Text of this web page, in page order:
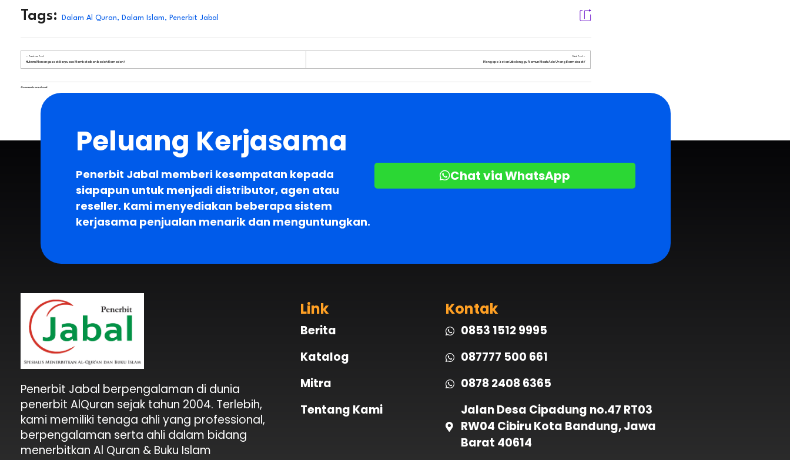
Tags: Dalam Al Quran, Dalam Islam, Penerbit Jabal
Previous Post
Hukum Menangis saat Berpuasa Membatalkan Ibadah Ramadan?
Next Post
Mengapa Setan Dibelenggu Namun Masih Ada Orang Bermaksiat?
Comments are closed.
Peluang Kerjasama
Penerbit Jabal memberi kesempatan kepada
siapapun untuk menjadi distributor, agen atau
reseller. Kami menyediakan beberapa sistem
kerjasama penjualan menarik dan menguntungkan.
Chat via WhatsApp
Penerbit Al Quran Jabal
Penerbit Al Quran & Buku Islam Berpengalaman Sejak 2004
Penerbit Jabal berpengalaman di dunia
penerbit AlQuran sejak tahun 2004. Terlebih,
kami memiliki tenaga ahli yang professional,
berpengalaman serta ahli dalam bidang
menerbitkan Al Quran & Buku Islam
Link
Berita
Katalog
Mitra
Tentang Kami
Kontak
0853 1512 9995
087777 500 661
0878 2408 6365
Jalan Desa Cipadung no.47 RT03
RW04 Cibiru Kota Bandung, Jawa
Barat 40614